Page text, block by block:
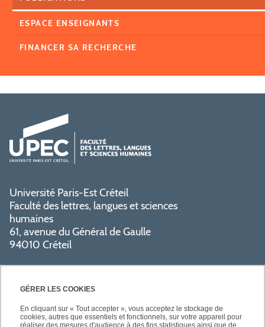
GÉRER LES COOKIES
En cliquant sur « Tout accepter », vous acceptez le stockage de
cookies, autres que essentiels et fonctionnels, sur votre appareil pour
ESPACE ENSEIGNANTS
FINANCER SA RECHERCHE
Université Paris-Est Créteil
Faculté des lettres, langues et sciences
humaines
61, avenue du Général de Gaulle
94010 Créteil